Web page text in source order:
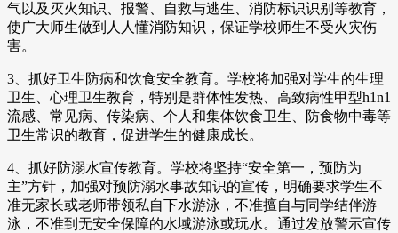
气以及灭火知识、报警、自救与逃生、消防标识识别等教育，
使广大师生做到人人懂消防知识，保证学校师生不受火灾伤
害。
3、抓好卫生防病和饮食安全教育。学校将加强对学生的生理
卫生、心理卫生教育，特别是群体性发热、高致病性甲型h1n1
流感、常见病、传染病、个人和集体饮食卫生、防食物中毒等
卫生常识的教育，促进学生的健康成长。
4、抓好防溺水宣传教育。学校将坚持“安全第一，预防为
主”方针，加强对预防溺水事故知识的宣传，明确要求学生不
准无家长或老师带领私自下水游泳，不准擅自与同学结伴游
泳，不准到无安全保障的水域游泳或玩水。通过发放警示宣传